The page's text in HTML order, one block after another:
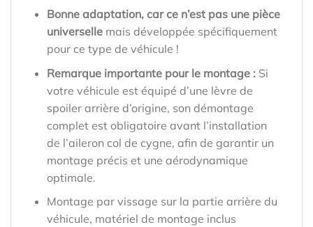
Bonne adaptation, car ce n’est pas une pièce
universellemais développée spécifiquement
pour ce type de véhicule !
Remarque importante pour le montage : Si
votre véhicule est équipé d’une lèvre de
spoiler arrière d’origine, son démontage
complet est obligatoire avant l’installation
de l’aileron col de cygne, afin de garantir un
montage précis et une aérodynamique
optimale.
Montage par vissage sur la partie arrière du
véhicule, matériel de montage inclus